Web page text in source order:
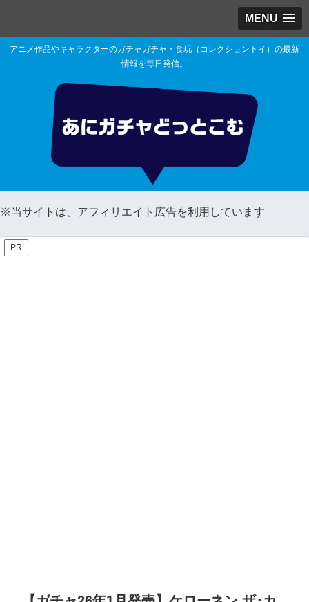
MENU
アニメ作品やキャラクターのガチャガチャ・食玩（コレクショントイ）の最新
情報を毎日発信。
※当サイトは、アフィリエイト広告を利用しています
PR